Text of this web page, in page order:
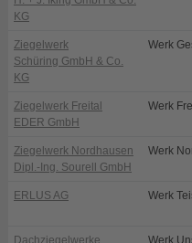
KG
Ziegelwerk
Schüring GmbH & Co.
KG
Werk
Ziegelwerk Freital
EDER GmbH
Werk
Ziegelwerk Nordhausen
Dipl.-Ing. Sourell GmbH
Werk
ERLUS AG Werk
Dachziegelwerke
Werk